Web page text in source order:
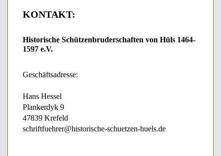
KONTAKT:
Historische Schützenbruderschaften von Hüls 1464-
1597 e.V.
Geschäftsadresse:
Hans Hessel
Plankerdyk 9
47839 Krefeld
schriftfuehrer@historische-schuetzen-huels.de